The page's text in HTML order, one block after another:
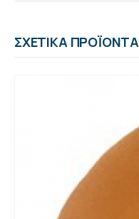
ΣΧΕΤΙΚΆ ΠΡΟΪΌΝΤΑ